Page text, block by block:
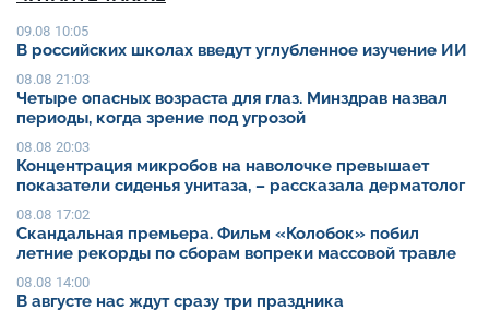
09.08 10:05
В российских школах введут углубленное изучение ИИ
08.08 21:03
Четыре опасных возраста для глаз. Минздрав назвал
периоды, когда зрение под угрозой
08.08 20:03
Концентрация микробов на наволочке превышает
показатели сиденья унитаза, – рассказала дерматолог
08.08 17:02
Скандальная премьера. Фильм «Колобок» побил
летние рекорды по сборам вопреки массовой травле
08.08 14:00
В августе нас ждут сразу три праздника